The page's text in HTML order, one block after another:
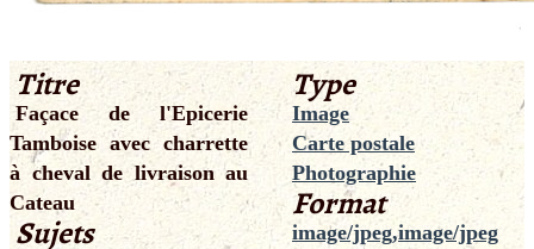
Titre
Façace de l'Epicerie
Tamboise avec charrette
à cheval de livraison au
Cateau
Sujets
Type
Image
Carte postale
Photographie
Format
image/jpeg,image/jpeg